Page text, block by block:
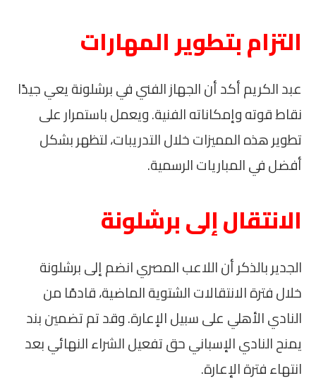
التزام بتطوير المهارات
عبد الكريم أكد أن الجهاز الفني في برشلونة يعي جيدًا
نقاط قوته وإمكاناته الفنية. ويعمل باستمرار على
تطوير هذه المميزات خلال التدريبات، لتظهر بشكل
أفضل في المباريات الرسمية.
الانتقال إلى برشلونة
الجدير بالذكر أن اللاعب المصري انضم إلى برشلونة
خلال فترة الانتقالات الشتوية الماضية، قادمًا من
النادي الأهلي على سبيل الإعارة. وقد تم تضمين بند
يمنح النادي الإسباني حق تفعيل الشراء النهائي بعد
انتهاء فترة الإعارة.